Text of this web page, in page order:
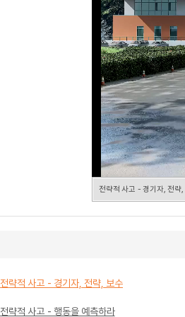
전략적 사고 - 경기자, 전략,
전략적 사고 - 경기자, 전략, 보수
전략적 사고 - 행동을 예측하라